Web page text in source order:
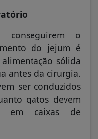
o
do jejum é
sólida
antes da cirurgia.
ser conduzidos
gatos devem
em caixas de